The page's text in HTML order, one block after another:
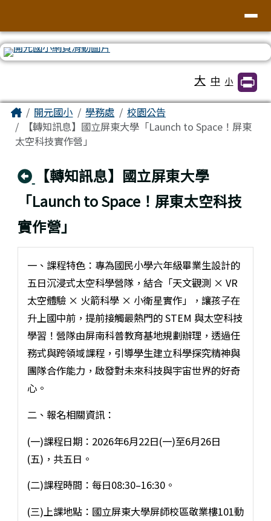
臺南市北區開元國民小學全球資訊網
大 中 小
主內容區域
Home開元國小 學務處
校園公告
【轉知訊息】國立屏東大學「Launch to Space！屏東
太空科技實作營」
回上頁
【轉知訊息】國立屏東大學
「Launch to Space！屏東太空科技
實作營」
一、課程特色：專為國民小學六年級畢業生設計的
五日沉浸式太空科學營隊，結合「天文觀測 × VR
太空體驗 × 火箭科學 × 小衛星實作」，讓孩子在
升上國中前，提前接觸最熱門的 STEM 與太空科技
學習！營隊由屏南科普教育基地規劃辦理，透過任
務式與跨領域課程，引導學生建立科學探究精神與
團隊合作能力，啟發對未來科技與宇宙世界的好奇
心。
二、報名相關資訊：
(一)課程日期：2026年6月22日(一)至6月26日
(五)，共五日。
(二)課程時間：每日08:30–16:30。
(三)上課地點：國立屏東大學屏師校區敬業樓101動
頁尾區域